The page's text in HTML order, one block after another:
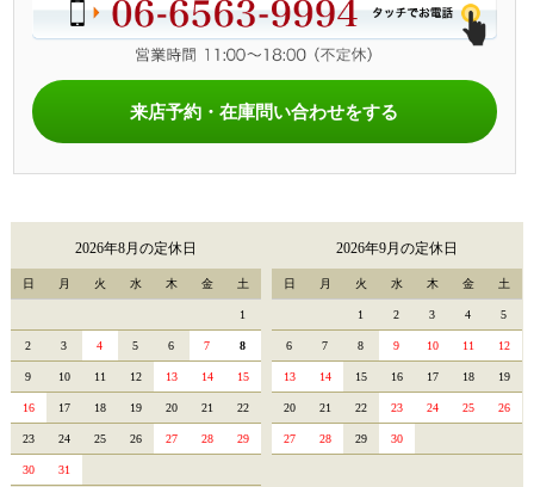
来店予約・在庫問い合わせをする
2026年8月の定休日
日 月 火 水 木 金 土
1
2 3 4 5 6 7 8
9 10 11 12 13 14 15
16 17 18 19 20 21 22
23 24 25 26 27 28 29
30 31
2026年9月の定休日
日 月 火 水 木 金 土
1 2 3 4 5
6 7 8 9 10 11 12
13 14 15 16 17 18 19
20 21 22 23 24 25 26
27 28 29 30